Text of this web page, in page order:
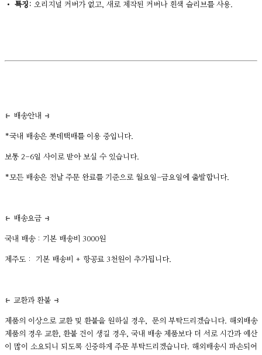
• 특징: 오리지널 커버가 없고, 새로 제작된 커버나 흰색 슬리브를 사용.
⥼ 배송안내 ⥽
*국내 배송은 롯데택배를 이용 중입니다.
보통 2-6일 사이로 받아 보실 수 있습니다.
*모든 배송은 전날 주문 완료를 기준으로 월요일-금요일에 출발합니다.
⥼ 배송요금 ⥽
국내 배송 : 기본 배송비 3000원
제주도 : 기본 배송비 + 항공료 3천원이 추가됩니다.
⥼ 교환과 환불 ⥽
제품의 이상으로 교환 및 환불을 원하실 경우, 문의 부탁드리겠습니다. 해외배송
제품의 경우 교환, 환불 건이 생길 경우, 국내 배송 제품보다 더 서로 시간과 예산
이 많이 소요되니 되도록 신중하게 주문 부탁드리겠습니다. 해외배송시 파손되어